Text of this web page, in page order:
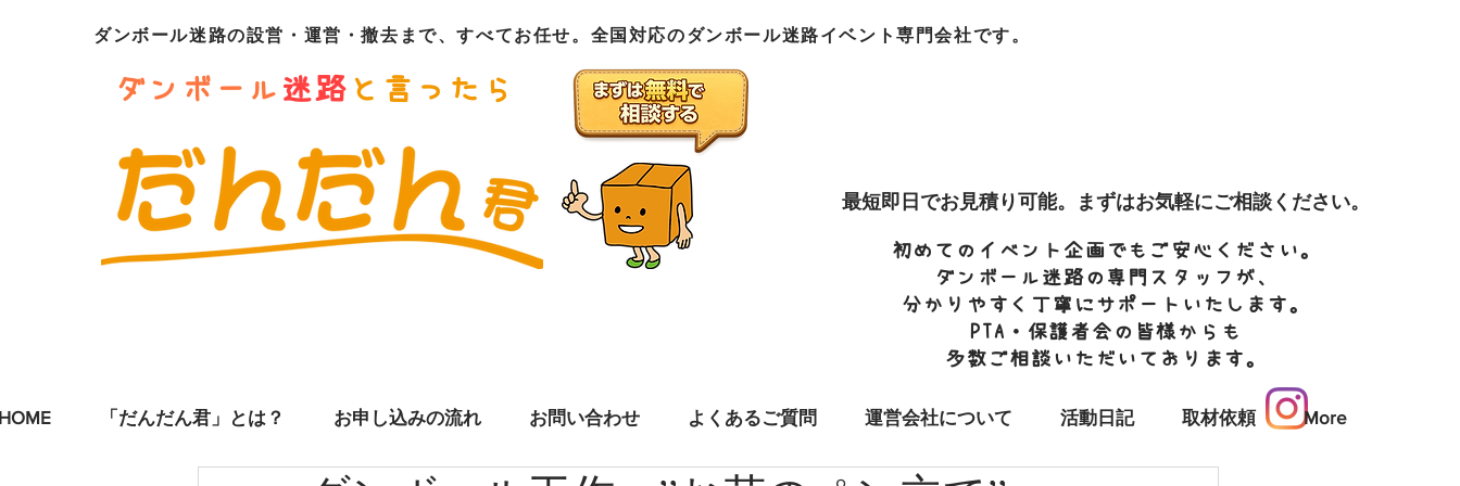
ダンボール迷路の設営・運営・撤去まで、すべてお任せ。全国対応のダンボール迷路イベント専門会社です。
ダンボール 迷路 と言ったら
最短即日でお見積り可能。まずはお気軽にご相談ください。
初めてのイベント企画でもご安心ください。
ダンボール迷路の専門スタッフが、
分かりやすく丁寧にサポートいたします。
PTA・保護者会の皆様からも
多数ご相談いただいております。
「だんだん君」とは？ お申し込みの流れ お問い合わせ よくあるご質問 運営会社について 活動日記 取材依頼 More